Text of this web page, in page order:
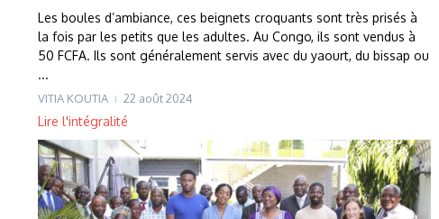
Les boules d’ambiance, ces beignets croquants sont très prisés à
la fois par les petits que les adultes. Au Congo, ils sont vendus à
50 FCFA. Ils sont généralement servis avec du yaourt, du bissap ou
...
VITIA KOUTIA 22 août 2024
Lire l'intégralité